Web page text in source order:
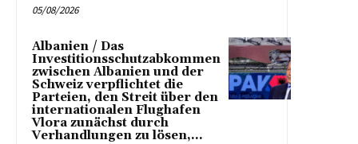
05/08/2026
Albanien / Das
Investitionsschutzabkommen
zwischen Albanien und der
Schweiz verpflichtet die
Parteien, den Streit über den
internationalen Flughafen
Vlora zunächst durch
Verhandlungen zu lösen,...